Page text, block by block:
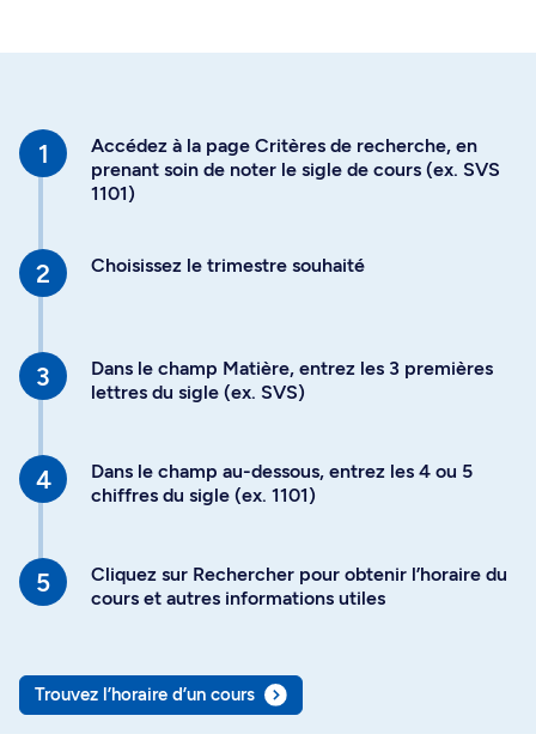
Accédez à la page Critères de recherche, en
prenant soin de noter le sigle de cours (ex. SVS
1101)
Choisissez le trimestre souhaité
Dans le champ Matière, entrez les 3 premières
lettres du sigle (ex. SVS)
Dans le champ au-dessous, entrez les 4 ou 5
chiffres du sigle (ex. 1101)
Cliquez sur Rechercher pour obtenir l’horaire du
cours et autres informations utiles
Trouvez l’horaire d’un cours